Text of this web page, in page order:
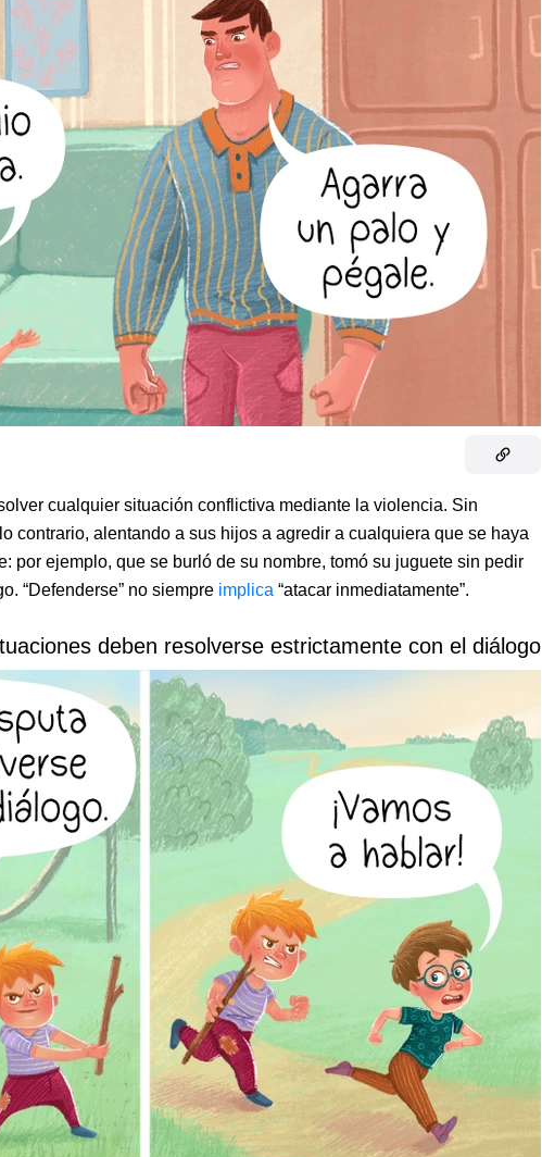
cualquier situación conflictiva mediante la violencia. Sin
contrario, alentando a sus hijos a agredir a cualquiera que se haya
por ejemplo, que se burló de su nombre, tomó su juguete sin pedir
“Defenderse” no siempre implica “atacar inmediatamente”.
deben resolverse estrictamente con el diálogo